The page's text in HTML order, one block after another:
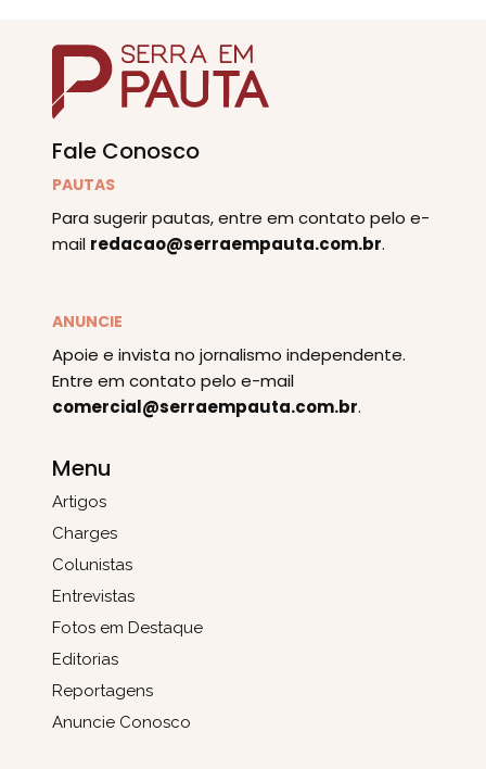
Fale Conosco
PAUTAS
Para sugerir pautas, entre em contato pelo e-
mail redacao@serraempauta.com.br.
ANUNCIE
Apoie e invista no jornalismo independente.
Entre em contato pelo e-mail
comercial@serraempauta.com.br.
Menu
Artigos
Charges
Colunistas
Entrevistas
Fotos em Destaque
Editorias
Reportagens
Anuncie Conosco